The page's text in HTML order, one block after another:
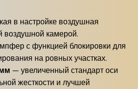
в настройке воздушная
воздушной камерой.
с функцией блокировки для
на ровных участках.
— увеличенный стандарт оси
жесткости и лучшей